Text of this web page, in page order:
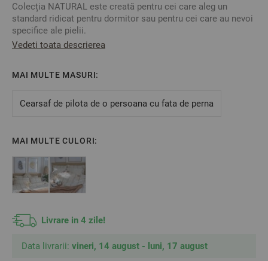
Colecția NATURAL este creată pentru cei care aleg un
standard ridicat pentru dormitor sau pentru cei care au nevoi
specifice ale pielii.
Materialul natural obținut din bumbac de înaltă calitate, are
s-a folosit o cantitate mică de apă, materialul natural fiind
mai bine culoarea naturală.
laturii scurte iar fețele de pernă se închid și ele, deasemeni,
Spălați și călcați doar la temperatura indicată pe ambalaj
pentru o prospețime a culorilor îndelungată și pentru
protejarea calității lenjeriei de pat.
Culoare: Bumbac natural fără vopsea
Material: 100% bumbac natural netratat
Vedeti toata descrierea
MAI MULTE MASURI:
Cearsaf de pilota de o persoana cu fata de perna
MAI MULTE CULORI:
Livrare in 4 zile!
Data livrarii: vineri, 14 august - luni, 17 august